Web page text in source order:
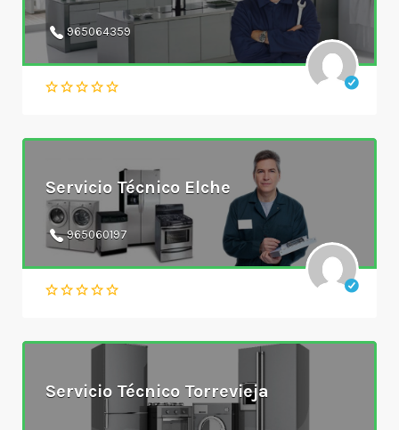
965064359
Servicio Técnico Elche
965060197
Servicio Técnico Torrevieja